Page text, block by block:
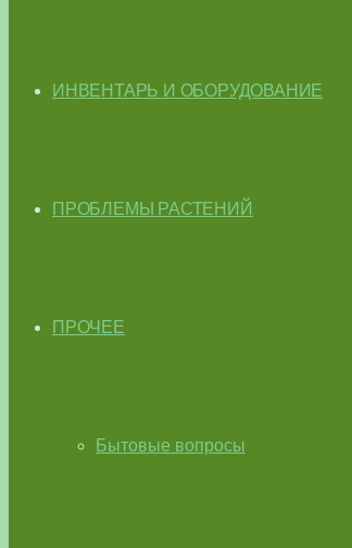
ИНВЕНТАРЬ И ОБОРУДОВАНИЕ
ПРОБЛЕМЫ РАСТЕНИЙ
ПРОЧЕЕ
Бытовые вопросы